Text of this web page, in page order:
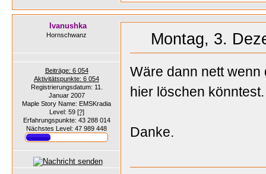
Ivanushka
Hornschwanz
Beiträge: 6 054
Aktivitätspunkte: 6 054
Registrierungsdatum: 11.
Januar 2007
Maple Story Name: EMSKradia
Level: 59 [?]
Erfahrungspunkte: 43 288 014
Nächstes Level: 47 989 448
Montag, 3.
Wäre dann nett
hier löschen könntest.
Danke.